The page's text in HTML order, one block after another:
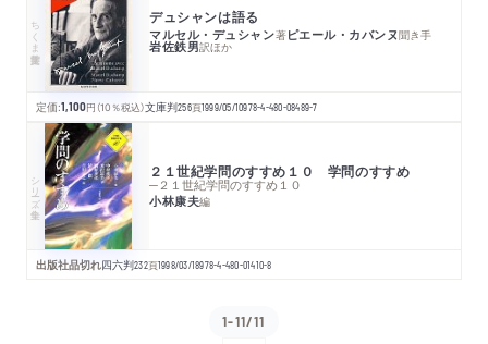
ちくま学芸文庫 デュシャンは語る
マルセル・デュシャン著ピエール・カバンヌ聞き手
岩佐鉄男訳ほか
定価:1,100円 （10％税込）文庫判256頁1999/05/10978-4-480-08489-7
シリーズ・全集 ２１世紀学問のすすめ１０ 学問のすすめ
─２１世紀学問のすすめ１０
小林康夫編
出版社品切れ四六判232頁1998/03/18978-4-480-01410-8
1-11/11